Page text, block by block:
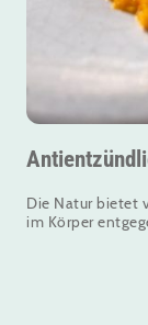
Die Natur bietet
im Körper